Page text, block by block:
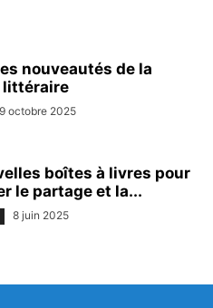
nouveautés de la
littéraire
9 octobre 2025
boîtes à livres pour
le partage et la...
8 juin 2025